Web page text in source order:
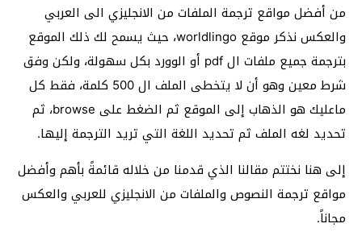
من أفضل مواقع ترجمة الملفات من الانجليزي الى العربي
والعكس نذكر موقع worldlingo، حيث يسمح لك ذلك الموقع
بترجمة جميع ملفات ال pdf أو الوورد بكل سهولة، ولكن وفق
شرط معين وهو أن لا يتخطى الملف ال 500 كلمة، فقط كل
ماعليك هو الذهاب إلى الموقع ثم الضغط على browse، ثم
تحديد لغه الملف ثم تحديد اللغة التي تريد الترجمة إليها.
إلى هنا نختتم مقالنا الذي قدمنا من خلاله قائمةً بأهم وأفضل
مواقع ترجمة النصوص والملفات من الانجليزي للعربي والعكس
مجاناً.